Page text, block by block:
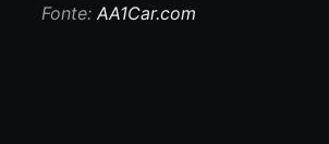
Fonte:AA1Car.com